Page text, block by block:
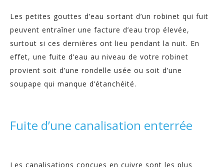
Les petites gouttes d’eau sortant d’un robinet qui fuit
peuvent entraîner une facture d’eau trop élevée,
surtout si ces dernières ont lieu pendant la nuit. En
effet, une fuite d’eau au niveau de votre robinet
provient soit d’une rondelle usée ou soit d’une
soupape qui manque d’étanchéité.
Fuite d’une canalisation enterrée
Les canalisations conçues en cuivre sont les plus